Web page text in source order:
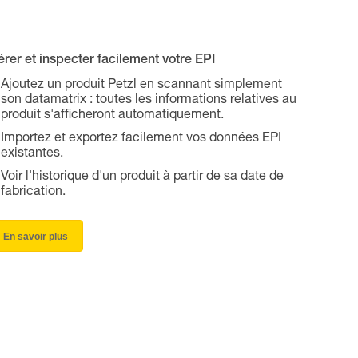
et inspecter facilement votre EPI
Ajoutez un produit Petzl en scannant simplement
son datamatrix : toutes les informations relatives au
produit s'afficheront automatiquement.
Importez et exportez facilement vos données EPI
existantes.
Voir l'historique d'un produit à partir de sa date de
fabrication.
En savoir plus